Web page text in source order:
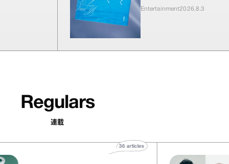
が並ぶ『雪の如く山の
Entertainment2026.8.3
Regulars
連載
36